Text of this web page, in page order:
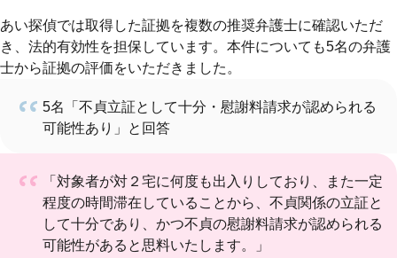
あい探偵では取得した証拠を複数の推奨弁護士に確認いただ
き、法的有効性を担保しています。本件についても5名の弁護
士から証拠の評価をいただきました。
5名「不貞立証として十分・慰謝料請求が認められる
可能性あり」と回答
「対象者が対２宅に何度も出入りしており、また一定
程度の時間滞在していることから、不貞関係の立証と
して十分であり、かつ不貞の慰謝料請求が認められる
可能性があると思料いたします。」